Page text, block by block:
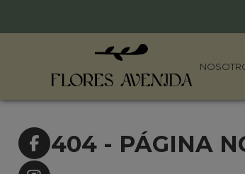
404 - PÁGINA